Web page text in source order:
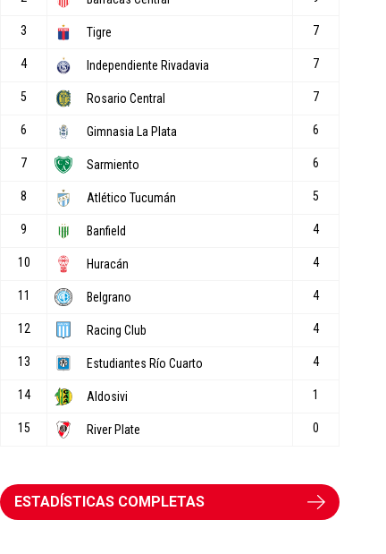
ESTADÍSTICAS COMPLETAS